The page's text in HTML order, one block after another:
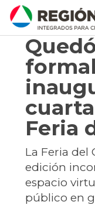
Feria
La Feria del
edición
espacio
público en